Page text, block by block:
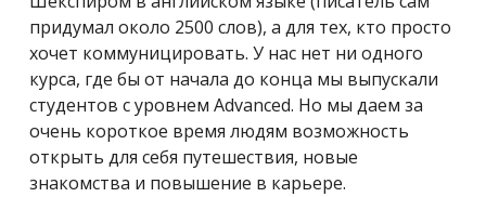
придумал около 2500 слов), а для тех, кто просто
хочет коммуницировать. У нас нет ни одного
курса, где бы от начала до конца мы выпускали
студентов с уровнем Advanced. Но мы даем за
очень короткое время людям возможность
открыть для себя путешествия, новые
знакомства и повышение в карьере.